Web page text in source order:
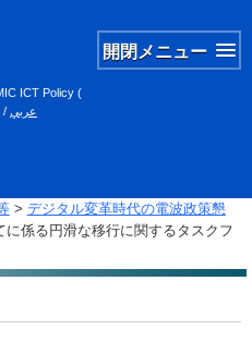
開閉メニュー
ICT Policy (
/ عربي
> デジタル変革時代の電波政策懇
係る円滑な移行に関するタスクフ